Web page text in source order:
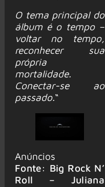
O tema principal do
álbum é o tempo –
voltar no tempo,
reconhecer sua
própria
mortalidade.
Conectar-se ao
passado.“
Anúncios
Fonte: Big Rock N’
Roll – Juliana